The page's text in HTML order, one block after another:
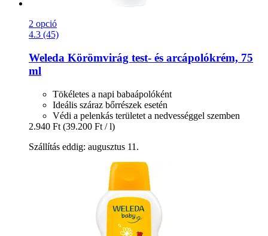
2 opció
4.3 (45)
Weleda Körömvirág test-​ és arcápolókrém, 75
ml
Tökéletes a napi babaápolóként
Ideális száraz bőrrészek esetén
Védi a pelenkás területet a nedvességgel szemben
2.940 Ft (39.200 Ft / l)
Szállítás eddig: augusztus 11.